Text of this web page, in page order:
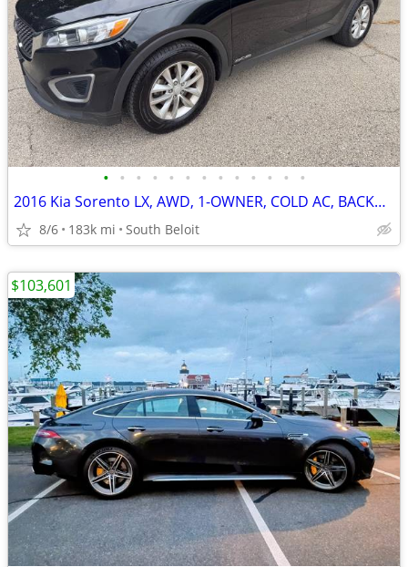
• • • • • • • • • • • • •
2016 Kia Sorento LX, AWD, 1-OWNER, COLD AC, BACKUP CAMERA, BLUETOOTH
8/6 183k mi South Beloit
$103,601